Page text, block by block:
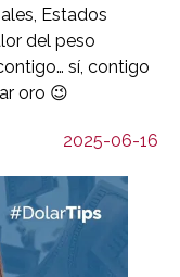
Estados
del peso
sí, contigo
oro 😉
2025-06-16